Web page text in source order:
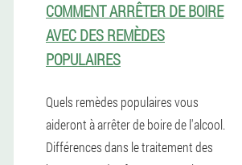
COMMENT ARRÊTER DE BOIRE
AVEC DES REMÈDES
POPULAIRES
Quels remèdes populaires vous
aideront à arrêter de boire de l'alcool.
Différences dans le traitement des